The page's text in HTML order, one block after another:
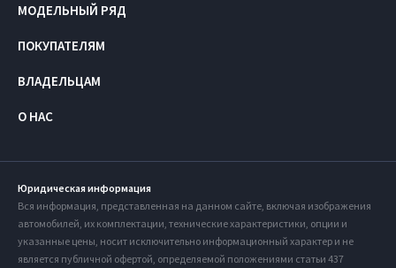
МОДЕЛЬНЫЙ РЯД
ПОКУПАТЕЛЯМ
ВЛАДЕЛЬЦАМ
О НАС
Юридическая информация
Вся информация, представленная на данном сайте, включая изображения
автомобилей, их комплектации, технические характеристики, опции и
указанные цены, носит исключительно информационный характер и не
является публичной офертой, определяемой положениями статьи 437